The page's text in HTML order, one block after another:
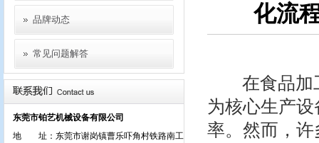
品牌动态
常见问题解答
东莞市铂艺机械设备有限公司
地 址：东莞市谢岗镇曹乐吓角村铁路南工
化流
在食品加工
为核心生产
率。然而，